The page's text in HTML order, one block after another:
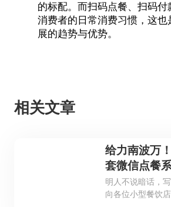
的标配。而扫码点餐、扫码
消费者的日常消费习惯，这
展的趋势与优势。
相关文章
给力南波万
套微信点餐
给你们
明人不说暗话，
向各位小型餐饮